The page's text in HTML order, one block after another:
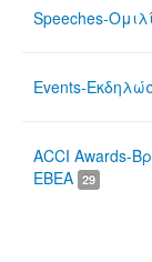
Speeches-
Events-
ACCI Awards-
ΕΒΕΑ 29